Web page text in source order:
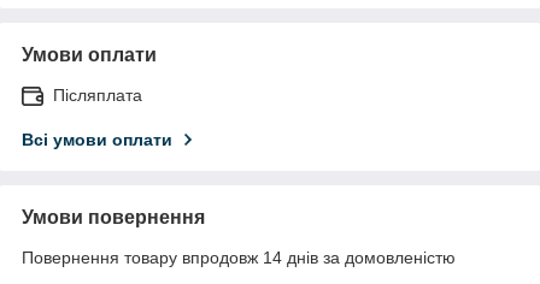
Умови оплати
Післяплата
Всі умови оплати
Умови повернення
Повернення товару впродовж 14 днів за домовленістю